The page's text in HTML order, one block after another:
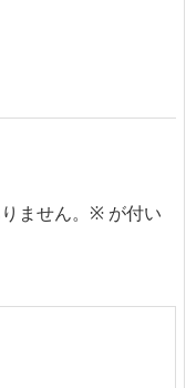
ません。 ※ が付い